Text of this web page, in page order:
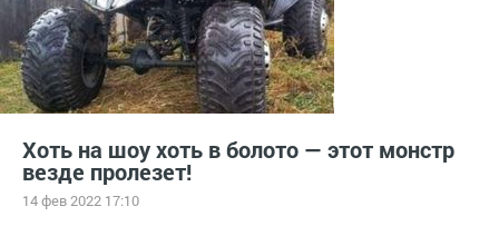
Хоть на шоу хоть в болото — этот монстр
везде пролезет!
14 фев 2022 17:10